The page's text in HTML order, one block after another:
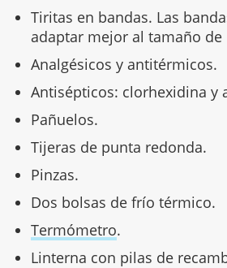
Tiritas en bandas. Las
adaptar mejor al tamaño de
Analgésicos y antitérmicos.
Antisépticos: clorhexidina y
Pañuelos.
Tijeras de punta redonda.
Pinzas.
Dos bolsas de frío térmico.
Termómetro.
Linterna con pilas de